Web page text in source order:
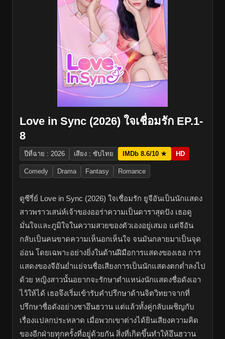
Love in Sync (2026) ใจเชื่อมรัก EP.1-
8
ปีที่ฉาย : 2026 เสียง : ซับไทย IMDb 8.6/10 ★ HD
Comedy Drama Fantasy Romance
ดูซีรี่ย์ Love in Sync (2026) ใจเชื่อมรัก ยูจีอันเป็นนักแสดง
สาวพราวเสน่ห์เจ้าของออร่าความเป็นดาราสุดปัง เธอดู
มั่นใจและภูมิใจในความสวยของตัวเองอยู่เสมอ แต่จีอัน
กลับเป็นคนขาดความเห็นอกเห็นใจ จนมันกลายมาเป็นจุด
อ่อน โดยเฉพาะอย่างยิ่งในด้านฝีมือการแสดงของเธอ การ
แสดงของจีอันย่ำแย่จนชื่อเสียงการเป็นนักแสดงตกต่ำลงไป
ด้วย หญิงสาวนั้นอยากจะรักษาตำแหน่งนักแสดงชื่อดังเอา
ไว้ให้ได้ เธอจึงเริ่มเข้ารับคำปรึกษาด้านจิตวิทยาจากที่
ปรึกษาชื่อดังอย่างชาอึนฮวาน แต่แล้วทั้งคู่กลับเผชิญกับ
เรื่องแปลกประหลาด เมื่อพวกเขาต่างได้ยินเสียงความคิด
ของอีกฝ่ายทุกครั้งที่อยู่ด้วยกัน สิ่งที่เกิดขึ้นทำให้อึนฮวาน